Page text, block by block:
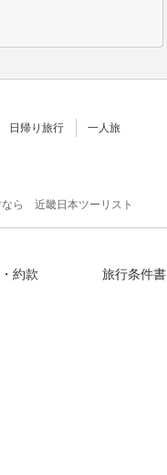
日帰り旅行 一人旅
なら 近畿日本ツーリスト
約款 旅行条件書